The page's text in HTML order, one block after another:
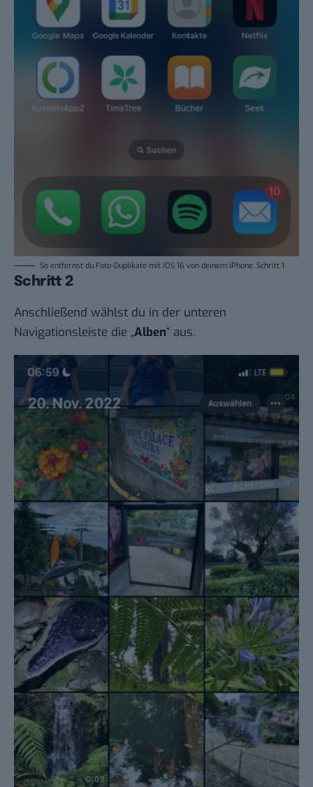
So entfernst du Foto-Duplikate mit iOS 16 von deinem iPhone. Schritt 1.
Schritt 2
Anschließend wählst du in der unteren
Navigationsleiste die „Alben“ aus.